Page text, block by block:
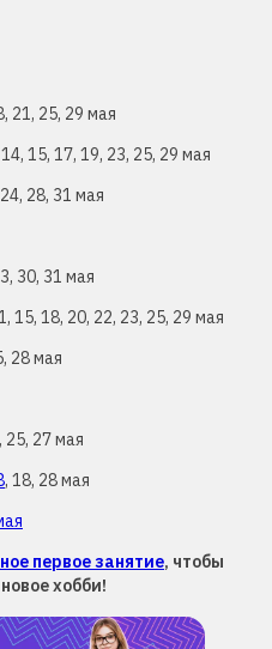
21, 25, 29 мая
15, 17, 19, 23, 25, 29 мая
28, 31 мая
30, 31 мая
15, 18, 20, 22, 23, 25, 29 мая
28 мая
25, 27 мая
, 18, 28 мая
первое занятие, чтобы
хобби!